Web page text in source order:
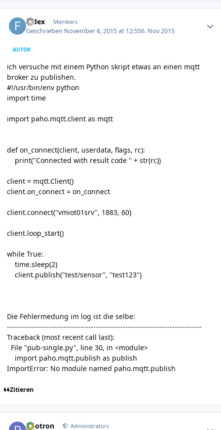
fedex Members
Geschrieben November 6, 2015 at 12:556. Nov 2015
AUTOR
ich versuche mit einem Python skript etwas an einen mqtt
broker zu publishen.
#!/usr/bin/env python
import time
import paho.mqtt.client as mqtt
def on_connect(client, userdata, flags, rc):
print("Connected with result code " + str(rc))
client = mqtt.Client()
client.on_connect = on_connect
client.connect("vmiot01srv", 1883, 60)
client.loop_start()
while True:
time.sleep(2)
client.publish("test/sensor", "test123")
Die Fehlermedung im log ist die selbe:
-------------------------------------------------------------------------------
Traceback (most recent call last):
File "pub-single.py", line 30, in <module>
import paho.mqtt.publish as publish
ImportError: No module named paho.mqtt.publish
Zitieren
photron Administrators